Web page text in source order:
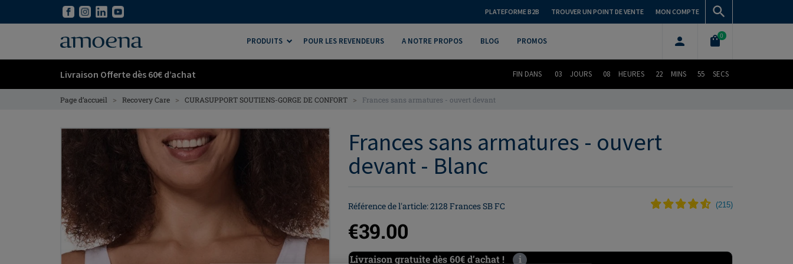
PLATEFORME B2B TROUVER UN POINT DE VENTE MON COMPTE
PRODUITS POUR LES REVENDEURS A NOTRE PROPOS BLOG PROMOS
0
Livraison Offerte dès 60€ d’achat FIN DANS 03 JOURS 08 HEURES 22 MINS 53 SECS
Page d’accueil > Recovery Care > CURASUPPORT SOUTIENS-GORGE DE CONFORT > Frances sans armatures - ouvert devant
Frances sans armatures - ouvert
devant - Blanc
Référence de l'article: 2128 Frances SB FC (215)
€39.00
Livraison gratuite dès 60€ d’achat ! i